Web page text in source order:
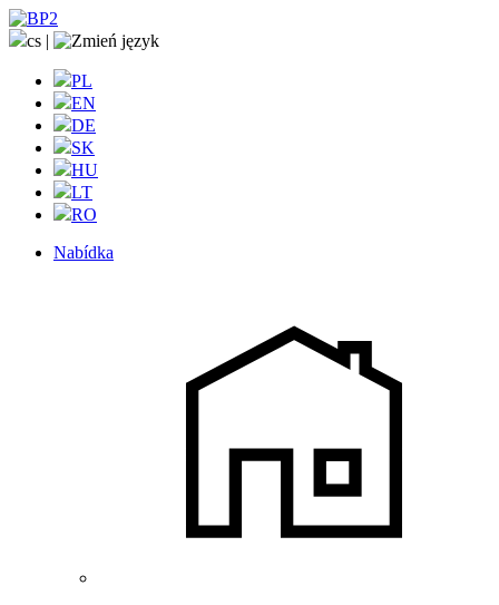
cs |
PL
EN
DE
SK
HU
LT
RO
Nabídka